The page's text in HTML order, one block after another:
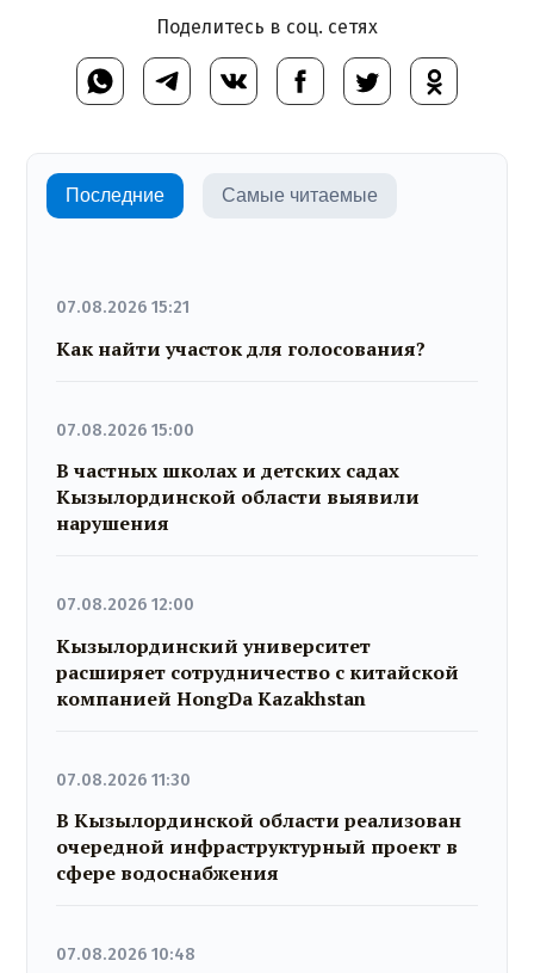
Поделитесь в соц. сетях
Последние Самые читаемые
07.08.2026 15:21
Как найти участок для голосования?
07.08.2026 15:00
В частных школах и детских садах
Кызылординской области выявили
нарушения
07.08.2026 12:00
Кызылординский университет
расширяет сотрудничество с китайской
компанией HongDa Kazakhstan
07.08.2026 11:30
В Кызылординской области реализован
очередной инфраструктурный проект в
сфере водоснабжения
07.08.2026 10:48